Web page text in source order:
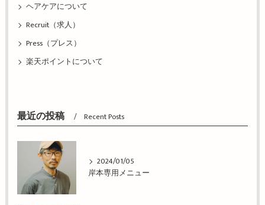
ヘアケアについて
Recruit（求人）
Press（プレス）
楽天ポイントについて
最近の投稿 Recent Posts
2024/01/05
岸本専用メニュー